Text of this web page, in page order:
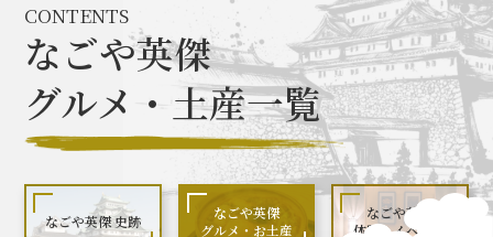
なごや英傑 聖地巡礼とは
なごや英傑 史跡 一覧
なごや英傑 グルメ・土産 一覧
なごや英傑 体験・イベント
CONTENTS
なごや英傑
グルメ・土産一覧
なごや英傑 史跡
なごや英傑
グルメ・お土産
なごや英傑
体験・イベント